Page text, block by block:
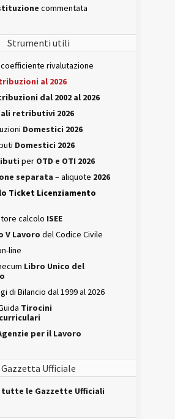
commentata
Strumenti utili
rivalutazione
al 2026
dal 2002 al 2026
retributivi 2026
Domestici 2026
Domestici 2026
per OTD e OTI 2026
separata – aliquote 2026
Ticket Licenziamento
calcolo ISEE
V Lavoro del Codice Civile
line
Libro Unico del
di Bilancio dal 1999 al 2026
Tirocini
per il Lavoro
Gazzetta Ufficiale
tutte le Gazzette Ufficiali